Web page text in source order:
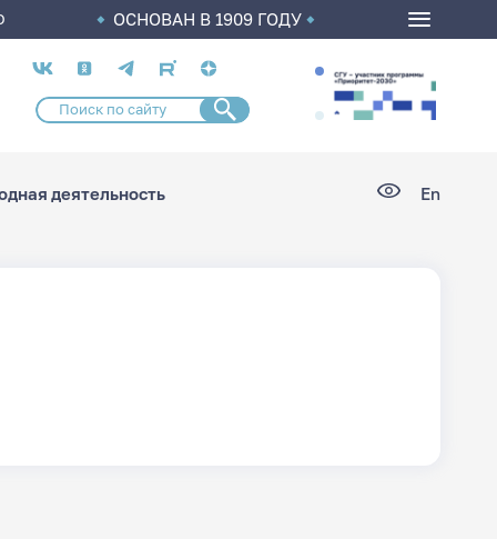
ОСНОВАН В 1909 ГОДУ
Социальные
сети
деятельность En